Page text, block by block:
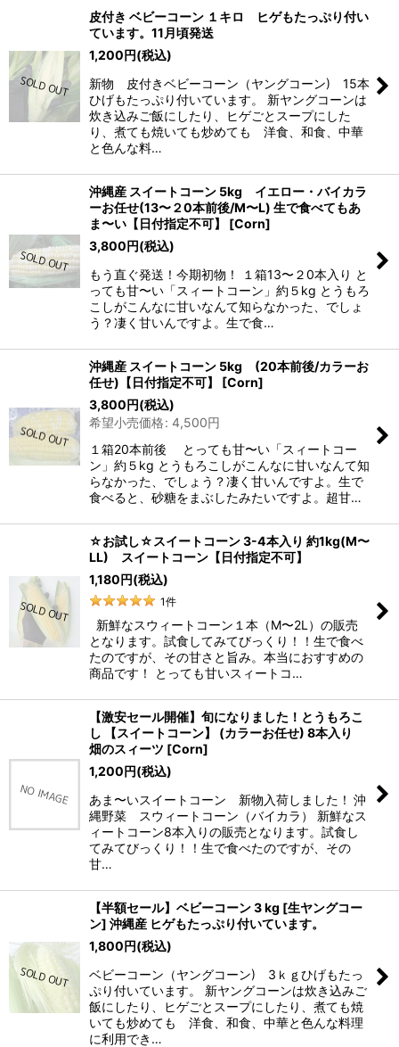
皮付き ベビーコーン １キロ ヒゲもたっぷり付い
ています。11月頃発送
1,200円(税込)
新物 皮付きベビーコーン（ヤングコーン) 15本
ひげもたっぷり付いています。 新ヤングコーンは
炊き込みご飯にしたり、ヒゲごとスープにした
り、煮ても焼いても炒めても 洋食、和食、中華
と色んな料…
沖縄産 スイートコーン 5kg イエロー・バイカラ
ーお任せ(13〜２0本前後/M〜L) 生で食べてもあ
ま〜い【日付指定不可】
[Corn]
3,800円(税込)
もう直ぐ発送！今期初物！ １箱13〜２0本入り と
っても甘〜い「スィートコーン」約５kg とうもろ
こしがこんなに甘いなんて知らなかった、でしょ
う？凄く甘いんですよ。生で食…
沖縄産 スイートコーン 5kg (20本前後/カラーお
任せ)【日付指定不可】
[Corn]
3,800円(税込)
希望小売価格: 4,500円
１箱20本前後 とっても甘〜い「スィートコー
ン」約５kg とうもろこしがこんなに甘いなんて知
らなかった、でしょう？凄く甘いんですよ。生で
食べると、砂糖をまぶしたみたいですよ。超甘…
☆お試し☆スイートコーン 3-4本入り 約1kg(M〜
LL) スイートコーン【日付指定不可】
1,180円(税込)
1件
新鮮なスウィートコーン１本（M〜2L）の販売
となります。試食してみてびっくり！！生で食べ
たのですが、その甘さと旨み。本当におすすめの
商品です！ とっても甘いスィートコ…
【激安セール開催】旬になりました！とうもろこ
し 【スイートコーン】 (カラーお任せ) 8本入り
畑のスィーツ [Corn]
1,200円(税込)
あま〜いスイートコーン 新物入荷しました！ 沖
縄野菜 スウィートコーン（バイカラ） 新鮮なス
ィートコーン8本入りの販売となります。試食し
てみてびっくり！！生で食べたのですが、その
甘…
【半額セール】ベビーコーン 3 kg [生ヤングコー
ン] 沖縄産 ヒゲもたっぷり付いています。
1,800円(税込)
ベビーコーン（ヤングコーン) 3ｋｇひげもたっ
ぷり付いています。 新ヤングコーンは炊き込みご
飯にしたり、ヒゲごとスープにしたり、煮ても焼
いても炒めても 洋食、和食、中華と色んな料理
に利用でき…